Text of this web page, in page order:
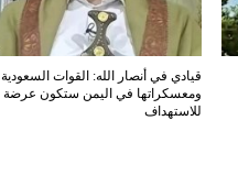
قيادي في أنصار الله: القوات السعودية
ومعسكراتها في اليمن ستكون عرضة
للاستهداف